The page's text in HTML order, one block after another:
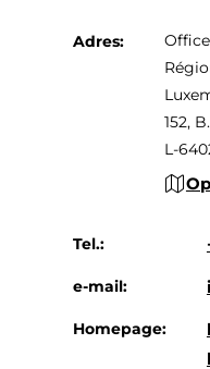
Adres:
152,
L-
Tel.:
e-mail:
Homepage: